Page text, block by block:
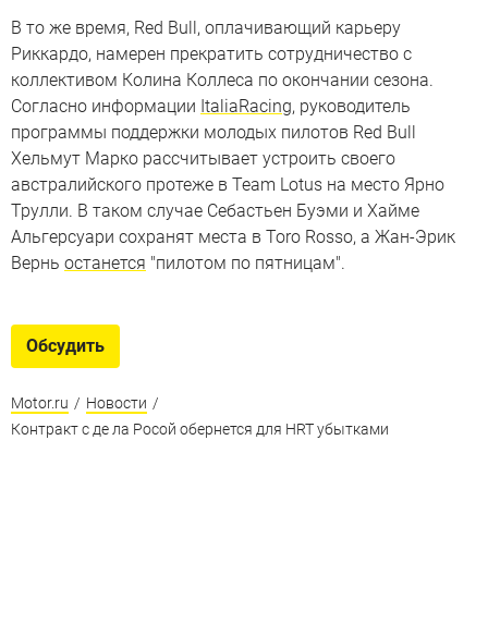
В то же время, Red Bull, оплачивающий карьеру
Риккардо, намерен прекратить сотрудничество с
коллективом Колина Коллеса по окончании сезона.
Согласно информации ItaliaRacing, руководитель
программы поддержки молодых пилотов Red Bull
Хельмут Марко рассчитывает устроить своего
австралийского протеже в Team Lotus на место Ярно
Трулли. В таком случае Себастьен Буэми и Хайме
Альгерсуари сохранят места в Toro Rosso, а Жан-Эрик
Вернь останется "пилотом по пятницам".
Обсудить
Motor.ru / Новости /
Контракт с де ла Росой обернется для HRT убытками